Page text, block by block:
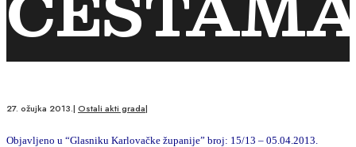
27. ožujka 2013.| Ostali akti grada|
Objavljeno u “Glasniku Karlovačke županije” broj: 15/13 – 05.04.2013.